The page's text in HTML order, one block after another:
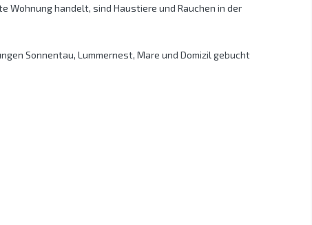
Wohnung handelt, sind Haustiere und Rauchen in der
Sonnentau, Lummernest, Mare und Domizil gebucht